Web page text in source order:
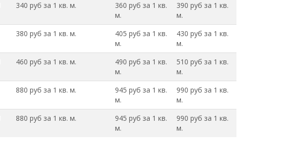
340 руб за 1 кв. м.
360 руб за 1 кв.
м.
390 руб за 1 кв.
м.
380 руб за 1 кв. м.
405 руб за 1 кв.
м.
430 руб за 1 кв.
м.
460 руб за 1 кв. м.
490 руб за 1 кв.
м.
510 руб за 1 кв.
м.
880 руб за 1 кв. м.
945 руб за 1 кв.
м.
990 руб за 1 кв.
м.
880 руб за 1 кв. м.
945 руб за 1 кв.
м.
990 руб за 1 кв.
м.